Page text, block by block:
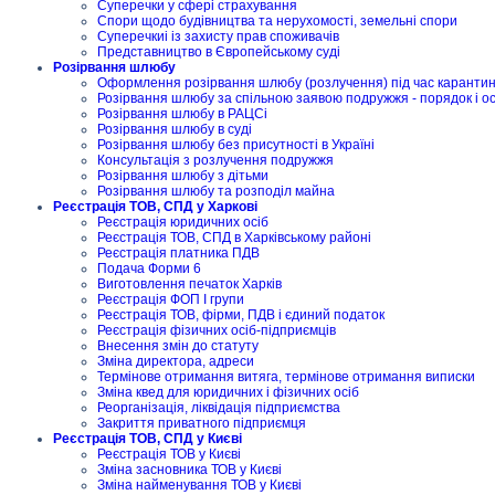
Суперечки у сфері страхування
Спори щодо будівництва та нерухомості, земельні спори
Суперечкиі із захисту прав споживачів
Представництво в Європейському суді
Розірвання шлюбу
Оформлення розірвання шлюбу (розлучення) під час
Розірвання шлюбу за спільною заявою подружжя - порядок і
Розірвання шлюбу в РАЦСі
Розірвання шлюбу в суді
Розірвання шлюбу без присутності в Україні
Консультація з розлучення подружжя
Розірвання шлюбу з дітьми
Розірвання шлюбу та розподіл майна
Реєстрація ТОВ, СПД у Харкові
Реєстрація юридичних осіб
Реєстрація ТОВ, СПД в Харківському районі
Реєстрація платника ПДВ
Подача Форми 6
Виготовлення печаток Харків
Реєстрація ФОП I групи
Реєстрація ТОВ, фірми, ПДВ і єдиний податок
Реєстрація фізичних осіб-підприємців
Внесення змін до статуту
Зміна директора, адреси
Термінове отримання витяга, термінове отримання виписки
Зміна квед для юридичних і фізичних осіб
Реорганізація, ліквідація підприємства
Закриття приватного підприємця
Реєстрація ТОВ, СПД у Києві
Реєстрація ТОВ у Києві
Зміна засновника ТОВ у Києві
Зміна найменування ТОВ у Києві